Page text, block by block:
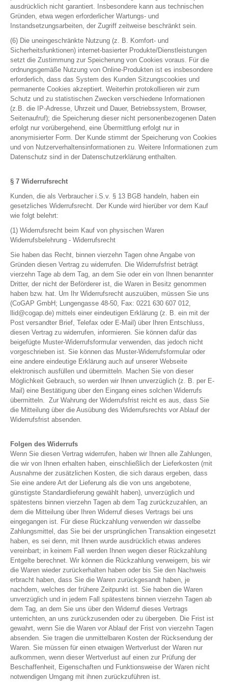
ausdrücklich nicht garantiert. Insbesondere kann aus technischen
Gründen, etwa wegen erforderlicher Wartungs- und
Instandsetzungsarbeiten, der Zugriff zeitweise beschränkt sein.
(6) Die uneingeschränkte Nutzung (z. B. Komfort- und
Sicherheitsfunktionen) internet-basierter Produkte/Dienstleistungen
setzt die Zustimmung zur Speicherung von Cookies voraus. Für die
ordnungsgemäße Nutzung von Online-Produkten ist es insbesondere
erforderlich, dass das System des Kunden Sitzungscookies und
permanente Cookies akzeptiert. Weiterhin protokollieren wir zum
Schutz und zu statistischen Zwecken verschiedene Informationen
(z.B. die IP-Adresse, Uhrzeit und Dauer, Betriebssystem, Browser,
Seitenaufruf); die Speicherung dieser nicht personenbezogenen Daten
erfolgt nur vorübergehend, eine Übermittlung erfolgt nur in
anonymisierter Form. Der Kunde stimmt der Speicherung von Cookies
und von Nutzerverhaltensinformationen zu. Weitere Informationen zum
Datenschutz sind in der Datenschutzerklärung enthalten.
§ 7 Widerrufsrecht
Kunden, die als Verbraucher i.S.v. § 13 BGB handeln, haben ein
gesetzliches Widerrufsrecht. Der Kunde wird hierüber vor dem Kauf
wie folgt belehrt:
(1) Widerrufsrecht beim Kauf von physischen Waren
Widerrufsbelehrung - Widerrufsrecht
Sie haben das Recht, binnen vierzehn Tagen ohne Angabe von
Gründen diesen Vertrag zu widerrufen. Die Widerrufsfrist beträgt
vierzehn Tage ab dem Tag, an dem Sie oder ein von Ihnen benannter
Dritter, der nicht der Beförderer ist, die Waren in Besitz genommen
haben bzw. hat. Um Ihr Widerrufsrecht auszuüben, müssen Sie uns
(CoGAP GmbH; Lungengasse 48-50, Fax: 0221 630 607 012,
llid@cogap.de) mittels einer eindeutigen Erklärung (z. B. ein mit der
Post versandter Brief, Telefax oder E-Mail) über Ihren Entschluss,
diesen Vertrag zu widerrufen, informieren. Sie können dafür das
beigefügte Muster-Widerrufsformular verwenden, das jedoch nicht
vorgeschrieben ist. Sie können das Muster-Widerrufsformular oder
eine andere eindeutige Erklärung auch auf unserer Webseite
elektronisch ausfüllen und übermitteln. Machen Sie von dieser
Möglichkeit Gebrauch, so werden wir Ihnen unverzüglich (z. B. per E-
Mail) eine Bestätigung über den Eingang eines solchen Widerrufs
übermitteln. Zur Wahrung der Widerrufsfrist reicht es aus, dass Sie
die Mitteilung über die Ausübung des Widerrufsrechts vor Ablauf der
Widerrufsfrist absenden.
Folgen des Widerrufs
Wenn Sie diesen Vertrag widerrufen, haben wir Ihnen alle Zahlungen,
die wir von Ihnen erhalten haben, einschließlich der Lieferkosten (mit
Ausnahme der zusätzlichen Kosten, die sich daraus ergeben, dass
Sie eine andere Art der Lieferung als die von uns angebotene,
günstigste Standardlieferung gewählt haben), unverzüglich und
spätestens binnen vierzehn Tagen ab dem Tag zurückzuzahlen, an
dem die Mitteilung über Ihren Widerruf dieses Vertrags bei uns
eingegangen ist. Für diese Rückzahlung verwenden wir dasselbe
Zahlungsmittel, das Sie bei der ursprünglichen Transaktion eingesetzt
haben, es sei denn, mit Ihnen wurde ausdrücklich etwas anderes
vereinbart; in keinem Fall werden Ihnen wegen dieser Rückzahlung
Entgelte berechnet. Wir können die Rückzahlung verweigern, bis wir
die Waren wieder zurückerhalten haben oder bis Sie den Nachweis
erbracht haben, dass Sie die Waren zurückgesandt haben, je
nachdem, welches der frühere Zeitpunkt ist. Sie haben die Waren
unverzüglich und in jedem Fall spätestens binnen vierzehn Tagen ab
dem Tag, an dem Sie uns über den Widerruf dieses Vertrags
unterrichten, an uns zurückzusenden oder zu übergeben. Die Frist ist
gewahrt, wenn Sie die Waren vor Ablauf der Frist von vierzehn Tagen
absenden. Sie tragen die unmittelbaren Kosten der Rücksendung der
Waren. Sie müssen für einen etwaigen Wertverlust der Waren nur
aufkommen, wenn dieser Wertverlust auf einen zur Prüfung der
Beschaffenheit, Eigenschaften und Funktionsweise der Waren nicht
notwendigen Umgang mit ihnen zurückzuführen ist.